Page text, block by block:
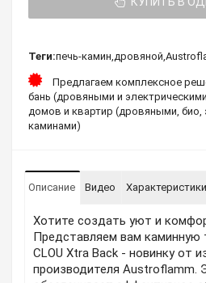
Теги:печь-камин,дровяной,
Предлагаем комплексное
бань (дровяными и
домов и квартир (дровяными, био,
каминами)
Описание Видео Характеристики
Хотите создать уют и
Представляем вам каминную
CLOU Xtra Back - новинку от
производителя Austroflamm.